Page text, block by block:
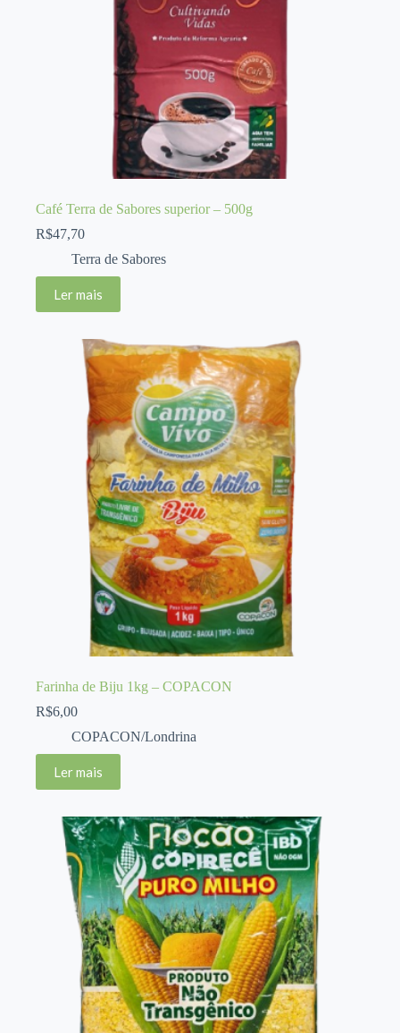
Café Terra de Sabores superior – 500g
R$47,70
Terra de Sabores
Ler mais
Farinha de Biju 1kg – COPACON
R$6,00
COPACON/Londrina
Ler mais